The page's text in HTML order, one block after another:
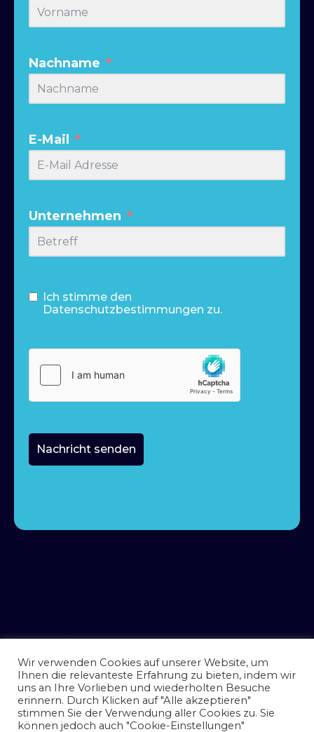
Nachname
E-Mail
Unternehmen
Ich stimme den
Datenschutzbestimmungen zu.
Nachricht senden
Wir verwenden Cookies auf unserer Website, um
Ihnen die relevanteste Erfahrung zu bieten, indem wir
uns an Ihre Vorlieben und wiederholten Besuche
erinnern. Durch Klicken auf "Alle akzeptieren"
stimmen Sie der Verwendung aller Cookies zu. Sie
können jedoch auch "Cookie-Einstellungen"